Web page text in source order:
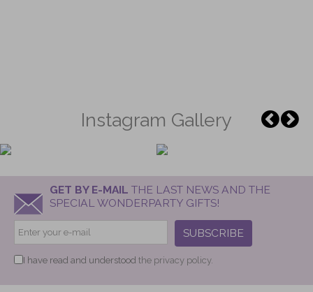
Instagram Gallery
GET BY E-MAIL THE LAST NEWS AND THE
SPECIAL WONDERPARTY GIFTS!
SUBSCRIBE
I have read and understood the privacy policy.